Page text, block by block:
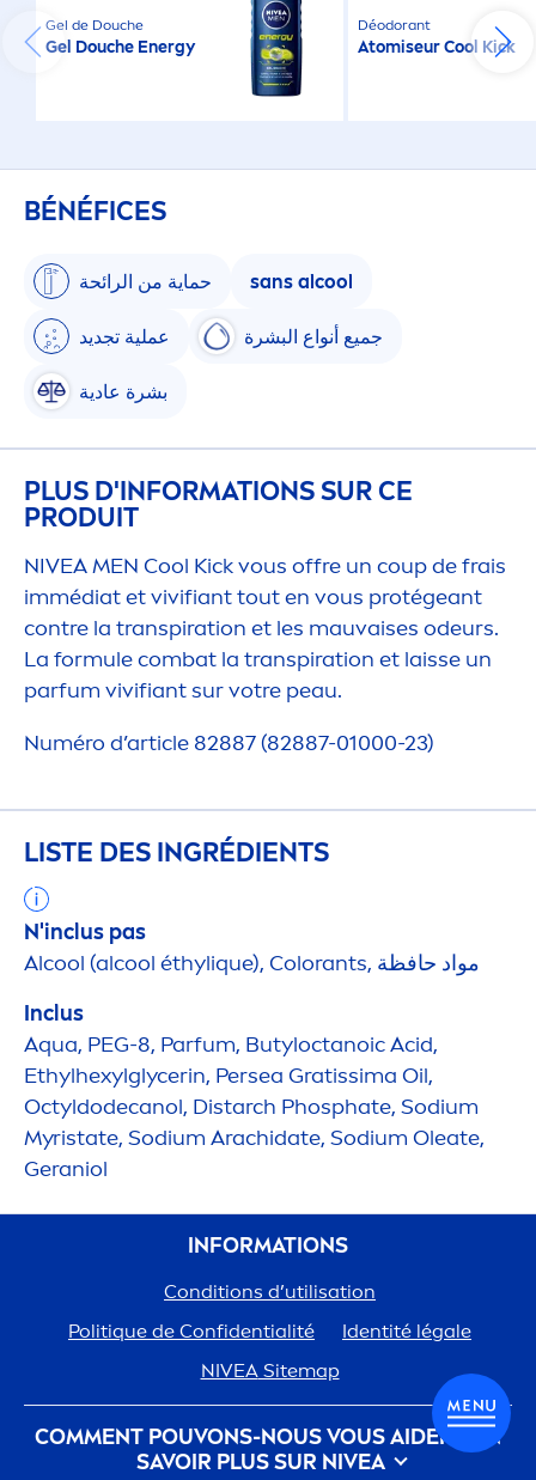
Gel de Douche
Gel Douche Energy
Déodorant
AtomiseurCool Kick
BÉNÉFICES
حماية من الرائحة sans alcool
عملية تجديد جميع أنواع البشرة
بشرة عادية
PLUS D'INFORMATIONS SUR CE
PRODUIT
NIVEAMEN Cool Kickvous offre un coup de frais
immédiat et vivifiant tout en vous protégeant
contre la transpiration et les mauvaises odeurs.
La formule combat la transpiration et laisse un
parfum vivifiant sur votre peau.
Numéro d’article 82887 (82887-01000-23)
LISTE DES INGRÉDIENTS
N'inclus pas
Alcool (alcool éthylique), Color
ants, مواد حافظة
Inclus
Aqua, PEG-8, Parfum, Butyloctanoic Acid,
Ethylhexylglycerin, Persea Gratissima Oil,
Octyldodecanol, Distarch Phosphate, Sodium
Myristate, Sodium Arachidate, Sodium Oleate,
Geraniol
INFORMATIONS
Conditions d’utilisation
Politique de Confidentialité
Identité légale
NIVEASitemap
COMMENT POUVONS-NOUS VOUS AIDER ? EN
SAVOIR PLUS SUR NIVEA